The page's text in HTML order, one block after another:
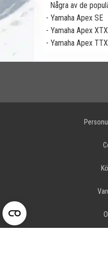
Några av de
- Yamaha Apex SE
- Yamaha Apex XTX
- Yamaha Apex TTX